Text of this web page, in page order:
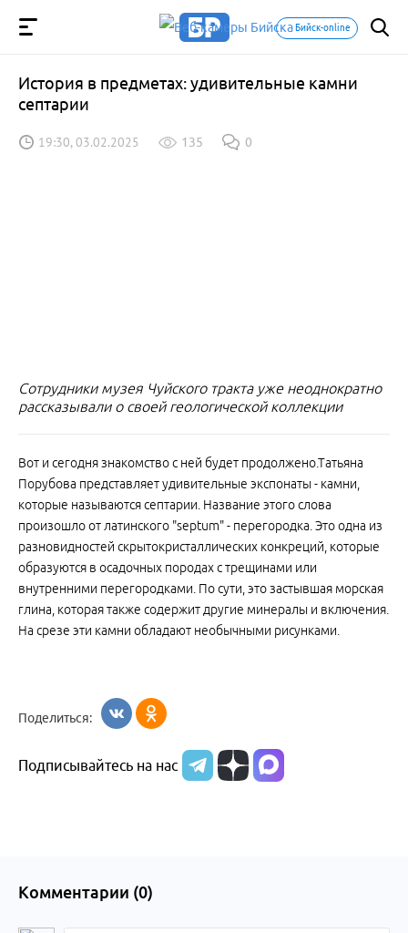
Бийск-online
История в предметах: удивительные камни
септарии
19:30, 03.02.2025 135 0
Сотрудники музея Чуйского тракта уже неоднократно
рассказывали о своей геологической коллекции
Вот и сегодня знакомство с ней будет продолжено.Татьяна
Порубова представляет удивительные экспонаты - камни,
которые называются септарии. Название этого слова
произошло от латинского "sерtum" - перегородка. Это одна из
разновидностей скрытокристаллических конкреций, которые
образуются в осадочных породах с трещинами или
внутренними перегородками. По сути, это застывшая морская
глина, которая также содержит другие минералы и включения.
На срезе эти камни обладают необычными рисунками.
Поделиться:
Подписывайтесь на нас
Комментарии (0)